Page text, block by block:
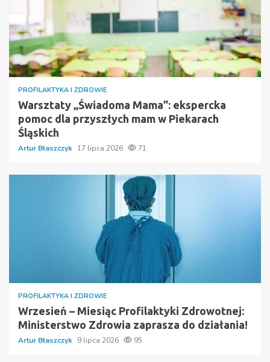
PROFILAKTYKA I ZDROWIE
Warsztaty „Świadoma Mama”: ekspercka
pomoc dla przyszłych mam w Piekarach
Śląskich
Artur Błaszczyk 17 lipca 2026 71
PROFILAKTYKA I ZDROWIE
Wrzesień – Miesiąc Profilaktyki Zdrowotnej:
Ministerstwo Zdrowia zaprasza do działania!
Artur Błaszczyk 9 lipca 2026 95